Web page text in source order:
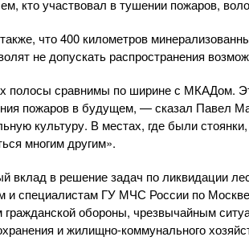
кто участвовал в тушении пожаров,
также, что 400 километров
не допускать распространения
полосы сравнимы по ширине с МКАДом.
пожаров в будущем, — сказал Павел
культуру. В местах, где были
многим другим».
вклад в решение задач по ликвидации
и специалистам ГУ МЧС России по
гражданской обороны, чрезвычайным
и жилищно-коммунального